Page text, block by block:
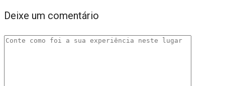
Deixe um comentário